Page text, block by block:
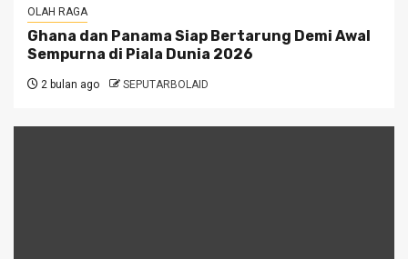
OLAH RAGA
Ghana dan Panama Siap Bertarung Demi Awal
Sempurna di Piala Dunia 2026
2 bulan ago SEPUTARBOLAID